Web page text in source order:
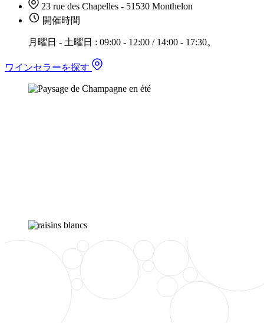
23 rue des Chapelles - 51530 Monthelon
開催時間
月曜日 - 土曜日 : 09:00 - 12:00 / 14:00 - 17:30。
ワインセラーを探す